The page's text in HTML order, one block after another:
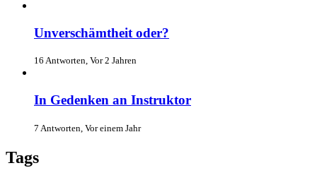
Unverschämtheit oder?
16 Antworten, Vor 2 Jahren
In Gedenken an Instruktor
7 Antworten, Vor einem Jahr
Tags